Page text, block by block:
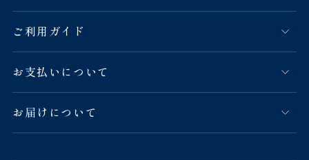
ご利用ガイド
お支払いについて
お届けについて